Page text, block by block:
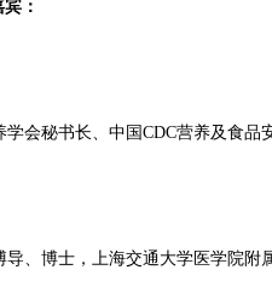
：
会秘书长、中国CDC营养及食品
、博士，上海交通大学医学院附